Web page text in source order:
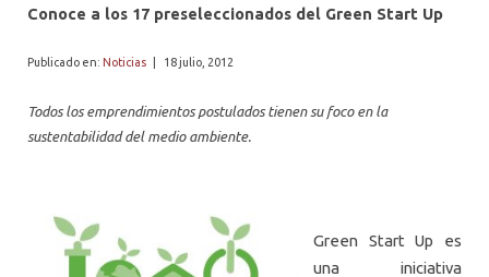
Conoce a los 17 preseleccionados del Green Start Up
Publicado en: Noticias 18 julio, 2012
Todos los emprendimientos postulados tienen su foco en la
sustentabilidad del medio ambiente.
Green Start Up es
una iniciativa